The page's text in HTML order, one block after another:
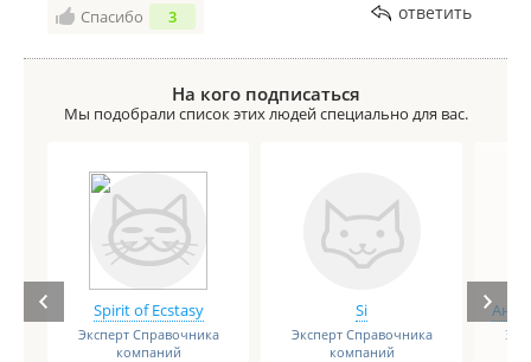
,что краситель обмену не подлежит раз вы его
недовольна тем , что вопрос не смогли
урегулировать в хорошем смысле слова , так же
бездействие администратора магазина . Отзыв о
покупке продавец не приложил . Требую
разобраться с данной ситуацией
Спасибо 3 ответить
На кого подписаться
Мы подобрали список этих людей специально для вас.
Spirit of Ecstasy
Эксперт Справочника
компаний
Si
Эксперт Справочника
компаний